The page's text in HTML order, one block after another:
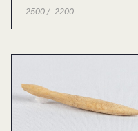
-2500 / -2200